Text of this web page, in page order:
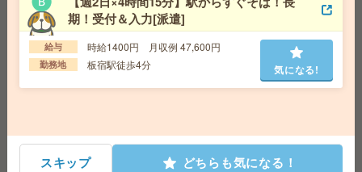
駅・宇治(京阪線)駅・小倉(京都府)駅・六地蔵(奈良線)
駅など勤務地多数！
車通勤OK！土日休み！日勤のお仕事！お菓子の箱詰めな
西神中央駅～徒歩15分 ※車通勤・バイク通
勤OK
気になる!
期！受付＆入力[派遣]
給与 時給1400円 月収例 47,600円
勤務地 板宿駅徒歩4分 気になる!
スキップ どちらも気になる！